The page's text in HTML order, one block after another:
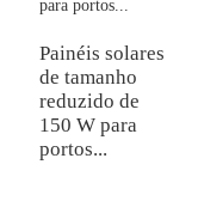
Painéis solares
de tamanho
reduzido de
150 W para
portos...